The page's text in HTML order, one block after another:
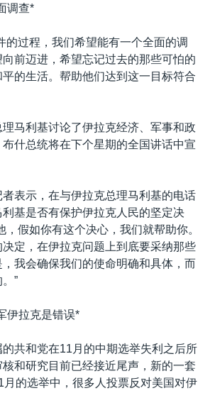
调查*
的过程，我们希望能有一个全面的调
前迈进，希望忘记过去的那些可怕的
的生活。帮助他们达到这一目标符合
马利基讨论了伊拉克经济、军事和政
什总统将在下个星期的全国讲话中宣
表示，在与伊拉克总理马利基的电话
基是否有保护伊拉克人民的坚定决
，假如你有这个决心，我们就帮助你。
定，在伊拉克问题上到底要采纳那些
我会确保我们的使命明确和具体，而
”
伊拉克是错误*
共和党在11月的中期选举失利之后所
和研究目前已经接近尾声，新的一套
月的选举中，很多人投票反对美国对伊